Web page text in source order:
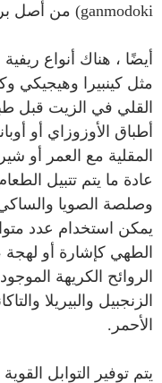
ganmodoki) من أصل برتغالي.
أيضًا ، هناك أنواع ريفية
مثل كينبيرا وهيجيكي
القلي في الزيت قبل
أطباق الأوزوزاي أو
المقلية مع العمر أو
عادة ما يتم تتبيل
وصلصة الصويا
يمكن استخدام عدد
الطهي كإشارة أو لهجة
الروائح الكريهة
الأحمر.
يتم توفير التوابل